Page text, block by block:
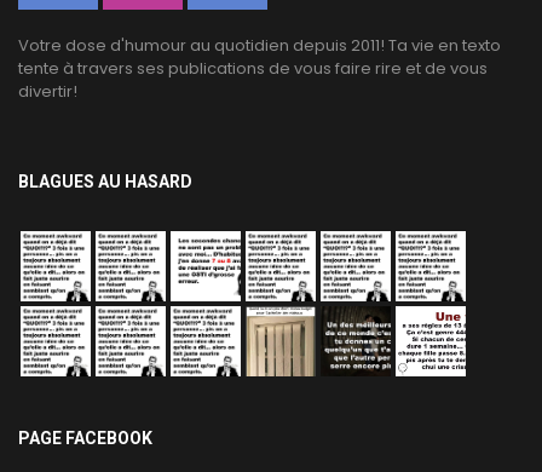
Votre dose d'humour au quotidien depuis 2011! Ta vie en texto
tente à travers ses publications de vous faire rire et de vous
divertir!
BLAGUES AU HASARD
PAGE FACEBOOK